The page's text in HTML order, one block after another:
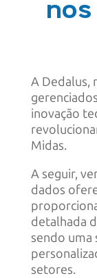
nos
A Dedalus,
inovação
Midas.
A seguir,
dados
detalhada
sendo uma
setores.